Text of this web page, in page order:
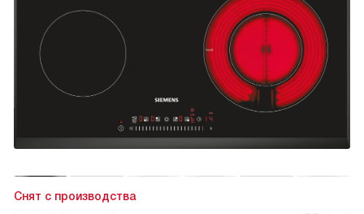
Снят с производства